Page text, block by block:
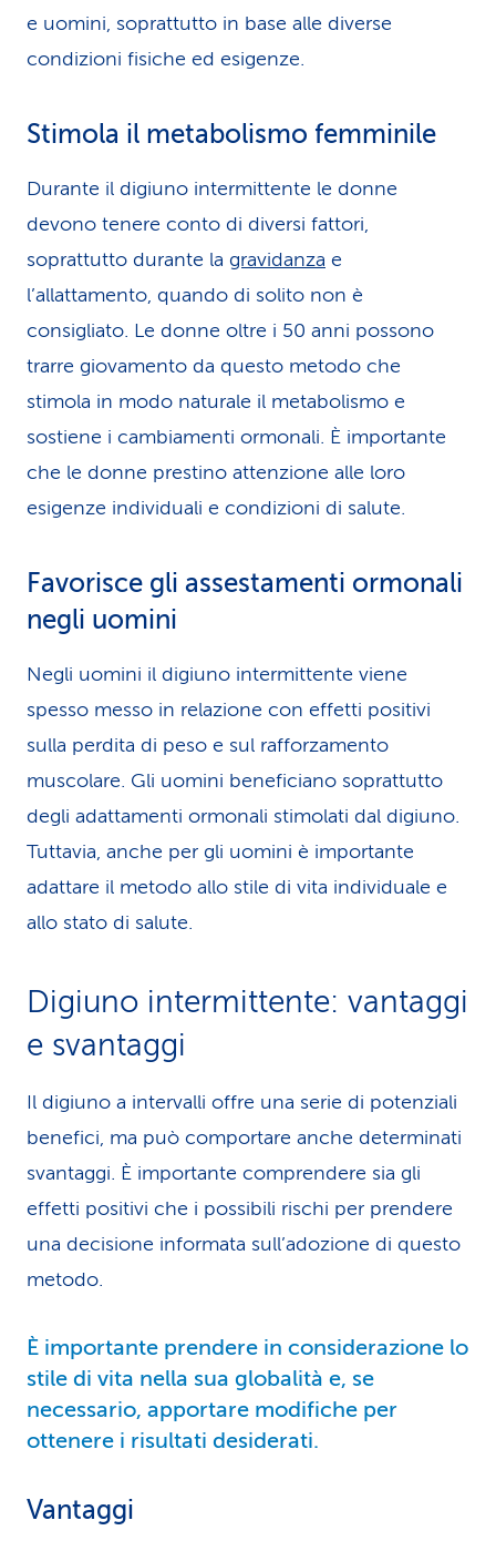
e uomini, soprattutto in base alle diverse
condizioni fisiche ed esigenze.
Stimola il metabolismo femminile
Durante il digiuno intermittente le donne
devono tenere conto di diversi fattori,
soprattutto durante la gravidanza e
l’allattamento, quando di solito non è
consigliato. Le donne oltre i 50 anni possono
trarre giovamento da questo metodo che
stimola in modo naturale il metabolismo e
sostiene i cambiamenti ormonali. È importante
che le donne prestino attenzione alle loro
esigenze individuali e condizioni di salute.
Favorisce gli assestamenti ormonali
negli uomini
Negli uomini il digiuno intermittente viene
spesso messo in relazione con effetti positivi
sulla perdita di peso e sul rafforzamento
muscolare. Gli uomini beneficiano soprattutto
degli adattamenti ormonali stimolati dal digiuno.
Tuttavia, anche per gli uomini è importante
adattare il metodo allo stile di vita individuale e
allo stato di salute.
Digiuno intermittente: vantaggi
e svantaggi
Il digiuno a intervalli offre una serie di potenziali
benefici, ma può comportare anche determinati
svantaggi. È importante comprendere sia gli
effetti positivi che i possibili rischi per prendere
una decisione informata sull’adozione di questo
metodo.
È importante prendere in conside­ra­zione lo
stile di vita nella sua globalità e, se
necessario, apportare modifiche per
ottenere i risultati desiderati.
Vantaggi